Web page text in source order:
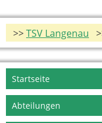
>>TSV Langenau
Navigation
überspringen
Startseite
Abteilungen